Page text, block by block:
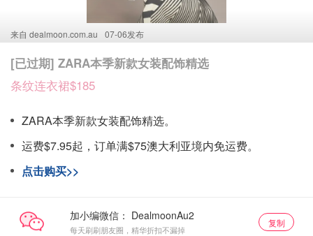
来自 dealmoon.com.au 07-06发布
[已过期] ZARA本季新款女装配饰精选
条纹连衣裙$185
ZARA本季新款女装配饰精选。
运费$7.95起，订单满$75澳大利亚境内免运费。
点击购买>>
加小编微信：
每天刷刷朋友圈，精华折扣不漏掉
复制